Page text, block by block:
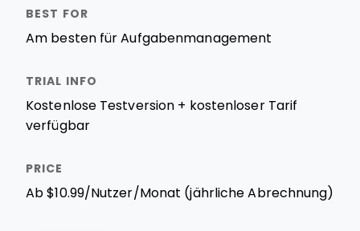
Am besten für Aufgabenmanagement
Kostenlose Testversion + kostenloser Tarif
verfügbar
Ab $10.99/Nutzer/Monat (jährliche Abrechnung)